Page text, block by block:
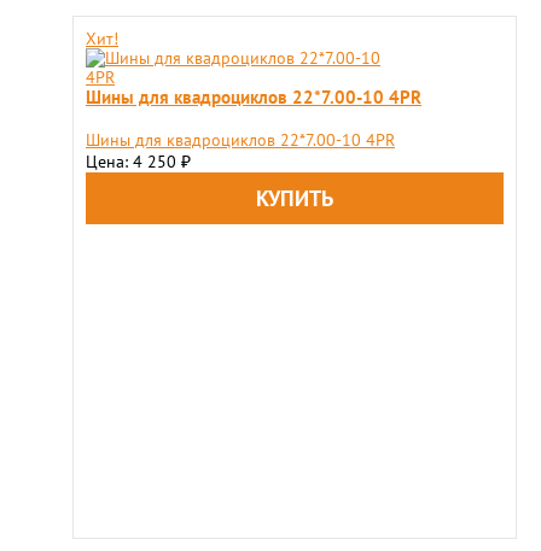
Хит!
Шины для квадроциклов 22*7.00-10 4PR
Шины для квадроциклов 22*7.00-10 4PR
Цена: 4 250 ₽